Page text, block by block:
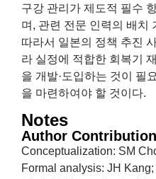
구강 관리가 제도적 필수
며, 관련 전문 인력의 배치
따라서 일본의 정책 추진
라 실정에 적합한 회복기
을 개발·도입하는 것이 필
을 마련하여야 할 것이다.
Notes
Author
Conceptualization: SM
Formal analysis: JH